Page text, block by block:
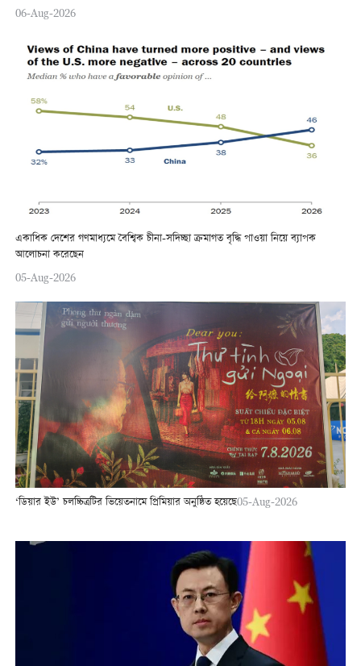
06-Aug-2026
একাধিক দেশের গণমাধ্যমে বৈশ্বিক চীনা-সদিচ্ছা ক্রমাগত বৃদ্ধি পাওয়া নিয়ে ব্যাপক
আলোচনা করেছেন
05-Aug-2026
‘ডিয়ার ইউ’ চলচ্চিত্রটির ভিয়েতনামে প্রিমিয়ার অনুষ্ঠিত হয়েছে05-Aug-2026